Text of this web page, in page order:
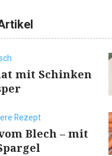
mit Schinken
Rezept
Blech – mit